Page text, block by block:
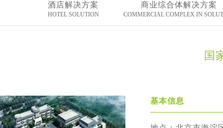
酒店解决方案
HOTEL SOLUTION
商业综合体解决方案
COMMERCIAL COMPLEX IN
国
基本信息